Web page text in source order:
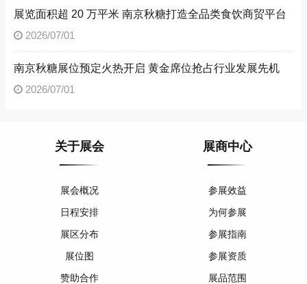
展览面积超 20 万平米 南京秋糖打造全品类食饮商贸平台
2026/07/01
南京秋糖展位预定火热开启 黄金席位抢占行业发展先机
2026/07/01
关于展会
展会概况
日程安排
展区分布
展位图
赞助合作
展商中心
参展效益
为何参展
参展指南
参展资质
展品范围